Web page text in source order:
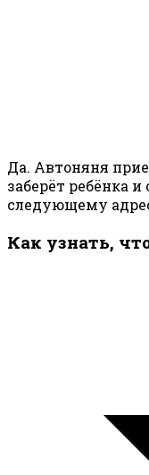
Да. Автоняня
заберёт ребёнка
следующему
Как узнать,